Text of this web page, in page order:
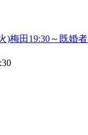
)梅田19:30～既